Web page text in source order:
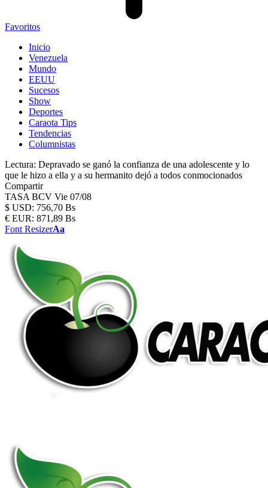
Favoritos
Inicio
Venezuela
Mundo
EEUU
Sucesos
Show
Deportes
Caraota Tips
Tendencias
Columnistas
Lectura: Depravado se ganó la confianza de una adolescente y lo
que le hizo a ella y a su hermanito dejó a todos conmocionados
Compartir
TASA BCV Vie 07/08
$ USD: 756,70 Bs
€ EUR: 871,89 Bs
Font ResizerAa